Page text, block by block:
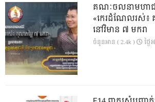
គណៈចលនាមហាជ
«កេរដំណែលរស់៖
នៅវិមាន ៧ មករា
ចំនួនអាន ( 2.4k ) ថ្ង